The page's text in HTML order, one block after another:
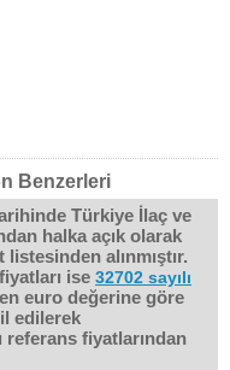
Benzerleri
Türkiye İlaç ve
halka açık olarak
alınmıştır.
ise 32702 sayılı
euro değerine göre
edilerek
referans fiyatlarından